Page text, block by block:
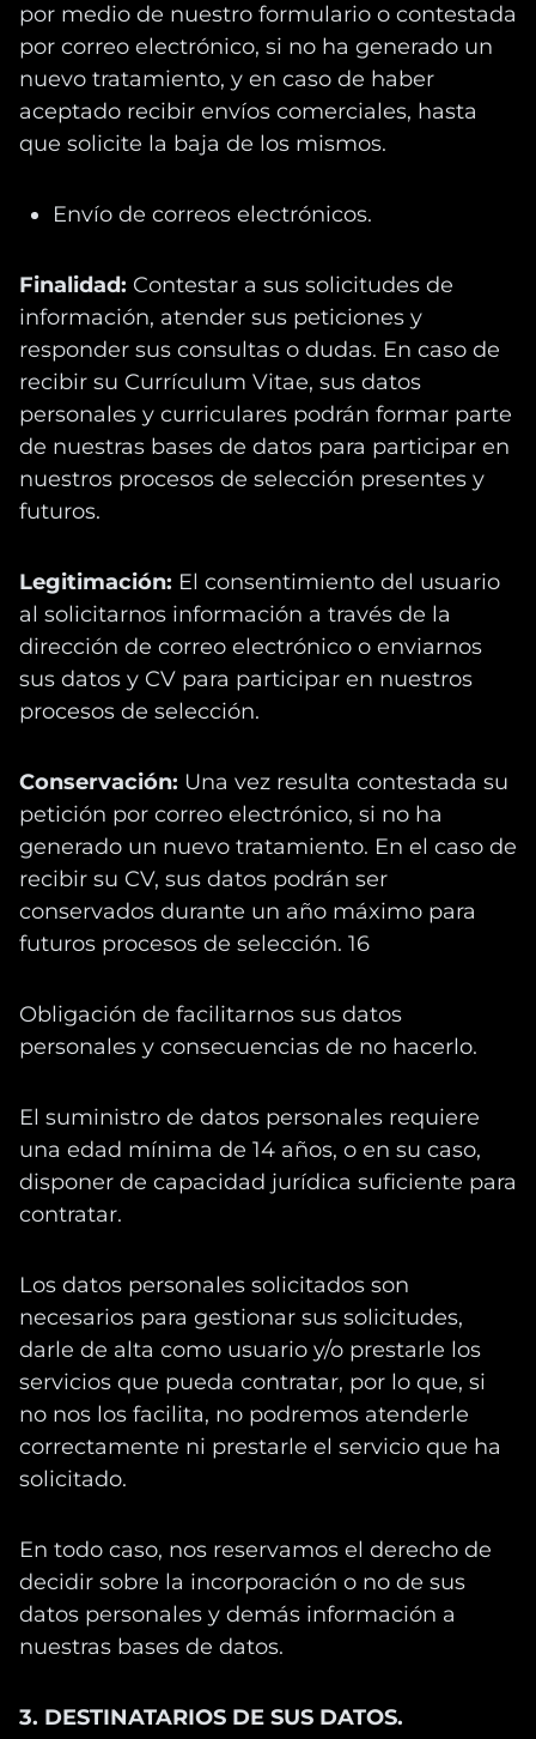
por medio de nuestro formulario o contestada
por correo electrónico, si no ha generado un
nuevo tratamiento, y en caso de haber
aceptado recibir envíos comerciales, hasta
que solicite la baja de los mismos.
Envío de correos electrónicos.
Finalidad: Contestar a sus solicitudes de
información, atender sus peticiones y
responder sus consultas o dudas. En caso de
recibir su Currículum Vitae, sus datos
personales y curriculares podrán formar parte
de nuestras bases de datos para participar en
nuestros procesos de selección presentes y
futuros.
Legitimación: El consentimiento del usuario
al solicitarnos información a través de la
dirección de correo electrónico o enviarnos
sus datos y CV para participar en nuestros
procesos de selección.
Conservación: Una vez resulta contestada su
petición por correo electrónico, si no ha
generado un nuevo tratamiento. En el caso de
recibir su CV, sus datos podrán ser
conservados durante un año máximo para
futuros procesos de selección. 16
Obligación de facilitarnos sus datos
personales y consecuencias de no hacerlo.
El suministro de datos personales requiere
una edad mínima de 14 años, o en su caso,
disponer de capacidad jurídica suficiente para
contratar.
Los datos personales solicitados son
necesarios para gestionar sus solicitudes,
darle de alta como usuario y/o prestarle los
servicios que pueda contratar, por lo que, si
no nos los facilita, no podremos atenderle
correctamente ni prestarle el servicio que ha
solicitado.
En todo caso, nos reservamos el derecho de
decidir sobre la incorporación o no de sus
datos personales y demás información a
nuestras bases de datos.
3. DESTINATARIOS DE SUS DATOS.